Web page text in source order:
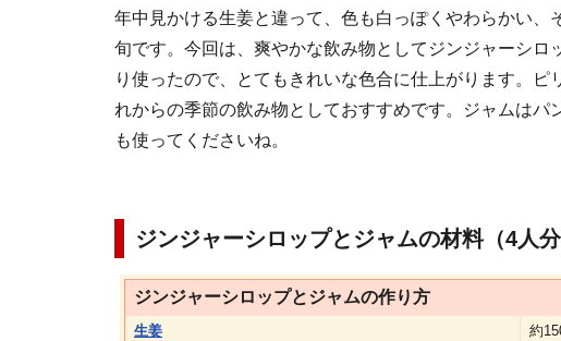
年中見かける生姜と違って、色も白っぽくやわらかい
旬です。今回は、爽やかな飲み物としてジンジャーシ
り使ったので、とてもきれいな色合に仕上がります。ピ
れからの季節の飲み物としておすすめです。ジャムは
も使ってくださいね。
ジンジャーシロップとジャムの材料（4人分
ジンジャーシロップとジャムの作り方
生姜
約